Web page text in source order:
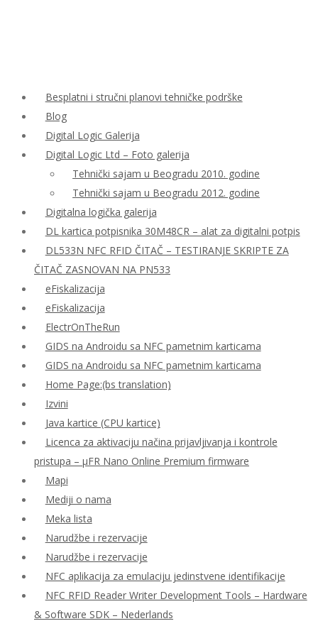
Besplatni i stručni planovi tehničke podrške
Blog
Digital Logic Galerija
Digital Logic Ltd – Foto galerija
Tehnički sajam u Beogradu 2010. godine
Tehnički sajam u Beogradu 2012. godine
Digitalna logička galerija
DL kartica potpisnika 30M48CR – alat za digitalni potpis
DL533N NFC RFID ČITAČ – TESTIRANJE SKRIPTE ZA
ČITAČ ZASNOVAN NA PN533
eFiskalizacija
eFiskalizacija
ElectrOnTheRun
GIDS na Androidu sa NFC pametnim karticama
GIDS na Androidu sa NFC pametnim karticama
Home Page:(bs translation)
Izvini
Java kartice (CPU kartice)
Licenca za aktivaciju načina prijavljivanja i kontrole
pristupa – μFR Nano Online Premium firmware
Mapi
Mediji o nama
Meka lista
Narudžbe i rezervacije
Narudžbe i rezervacije
NFC aplikacija za emulaciju jedinstvene identifikacije
NFC RFID Reader Writer Development Tools – Hardware
& Software SDK – Nederlands